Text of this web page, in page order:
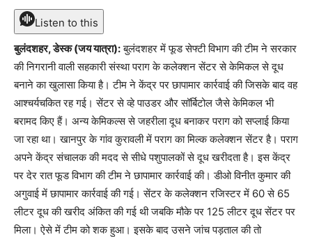
Listen to this
बुलंदशहर, डेस्क (जय यात्रा):बुलंदशहर में फूड सेफ्टी विभाग की टीम ने सरकार
की निगरानी वाली सहकारी संस्था पराग के कलेक्शन सेंटर से केमिकल से दूध
बनाने का खुलासा किया है। टीम ने केंद्र पर छापामार कार्रवाई की जिसके बाद वह
आश्चर्यचकित रह गई। सेंटर से व्हे पाउडर और सॉर्बिटोल जैसे केमिकल भी
बरामद किए हैं। अन्य केमिकल्स से जहरीला दूध बनाकर पराग को सप्लाई किया
जा रहा था। खानपुर के गांव कुरावली में पराग का मिल्क कलेक्शन सेंटर है। पराग
अपने केंद्र संचालक की मदद से सीधे पशुपालकों से दूध खरीदता है। इस केंद्र
पर देर रात फूड विभाग की टीम ने छापामार कार्रवाई की। डीओ विनीत कुमार की
अगुवाई में छापामार कार्रवाई की गई। सेंटर के कलेक्शन रजिस्टर में 60 से 65
लीटर दूध की खरीद अंकित की गई थी जबकि मौके पर 125 लीटर दूध सेंटर पर
मिला। ऐसे में टीम को शक हुआ। इसके बाद उसने जांच पड़ताल की तो